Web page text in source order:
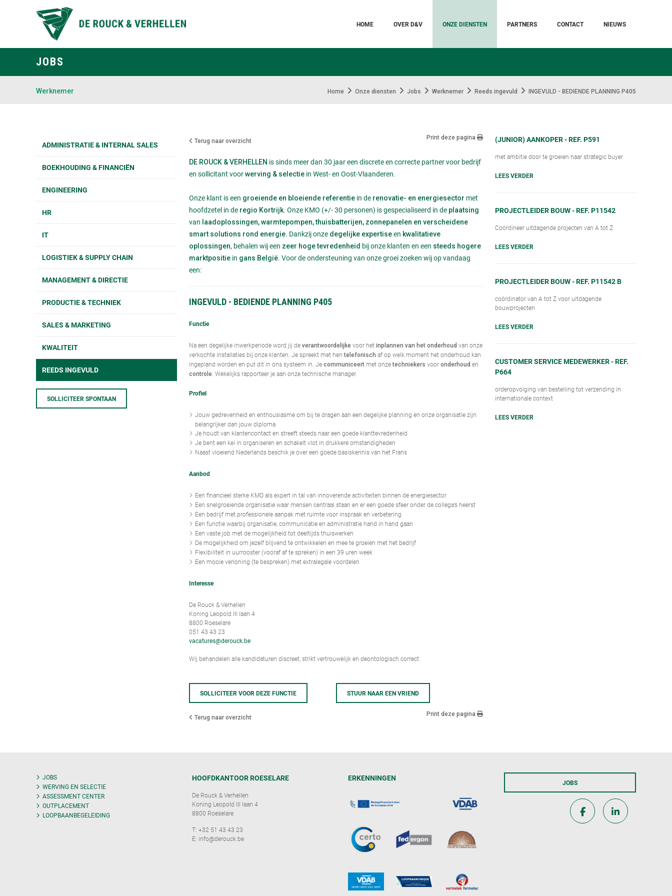
HOME OVER D&V ONZE DIENSTEN PARTNERS CONTACT NIEUWS
JOBS
Werknemer Home Onze diensten Jobs Werknemer Reeds ingevuld INGEVULD - BEDIENDE PLANNING P405
ADMINISTRATIE & INTERNAL SALES
BOEKHOUDING & FINANCIËN
ENGINEERING
HR
IT
LOGISTIEK & SUPPLY CHAIN
MANAGEMENT & DIRECTIE
PRODUCTIE & TECHNIEK
SALES & MARKETING
KWALITEIT
REEDS INGEVULD
SOLLICITEER SPONTAAN
Terug naar overzicht Print deze pagina
DE ROUCK & VERHELLEN is sinds meer dan 30 jaar een discrete en correcte partner voor bedrijf
en sollicitant voorwerving & selectie in West- en Oost-Vlaanderen.
Onze klant is een groeiende en bloeiende referentie in de renovatie- en energiesector met
hoofdzetel in de regio Kortrijk. Onze KMO (+/- 30 personen) is gespecialiseerd in de plaatsing
van laadoplossingen, warmtepompen, thuisbatterijen, zonnepanelen en verscheidene
smart solutions rond energie. Dankzij onze degelijke expertiseen kwalitatieve
oplossingen, behalen wij een zeer hoge tevredenheid bij onze klanten en een steeds hogere
marktpositie in gans België. Voor de ondersteuning van onze groei zoeken wij op vandaag
een:
INGEVULD - BEDIENDE PLANNING P405
Functie
Na een degelijke inwerkperiode word jij de verantwoordelijke voor het inplannen van het onderhoud van onze
verkochte installaties bij onze klanten. Je spreekt met hentelefonisch af op welk moment het onderhoud kan
ingepland worden en put dit in ons systeem in. Je communiceert met onzetechniekers voor onderhoud en
controle . Wekelijks rapporteer je aan onze technische manager.
Profiel
Jouw gedrevenheid en enthousiasme om bij te dragen aan een degelijke planning en onze organisatie zijn
belangrijker dan jouw diploma
Je houdt van klantencontact en streeft steeds naar een goede klanttevredenheid
Je bent een kei in organiseren en schakelt vlot in drukkere omstandigheden
Naast vloeiend Nederlands beschik je over een goede basiskennis van het Frans
Aanbod
Een financieel sterke KMO als expert in tal van innoverende activiteiten binnen de energiesector
Een snelgroeiende organisatie waar mensen centraal staan en er een goede sfeer onder de collega’s heerst
Een bedrijf met professionele aanpak met ruimte voor inspraak en verbetering
Een functie waarbij organisatie, communicatie en administratie hand in hand gaan
Een vaste job met de mogelijkheid tot deeltijds thuiswerken
De mogelijkheid om jezelf blijvend te ontwikkelen en mee te groeien met het bedrijf
Flexibiliteit in uurrooster (vooraf af te spreken) in een 39 uren week
Een mooie verloning (te bespreken) met extralegale voordelen
Interesse
De Rouck & Verhellen
Koning Leopold III laan 4
8800 Roeselare
051 43 43 23
vacatures@derouck.be
Wij behandelen alle kandidaturen discreet, strikt vertrouwelijk en deontologisch correct.
SOLLICITEER VOOR DEZE FUNCTIE STUUR NAAR EEN VRIEND
Terug naar overzicht Print deze pagina
(JUNIOR) AANKOPER - REF. P591
met ambitie door te groeien naar strategic buyer
LEES VERDER
PROJECTLEIDER BOUW - REF. P11542
Coördineer uitdagende projecten van A tot Z
LEES VERDER
PROJECTLEIDER BOUW - REF. P11542 B
coördinator van A tot Z voor uitdagende
bouwprojecten
LEES VERDER
CUSTOMER SERVICE MEDEWERKER - REF.
P664
orderopvolging van bestelling tot verzending in
internationale context
LEES VERDER
JOBS
WERVING EN SELECTIE
ASSESSMENT CENTER
OUTPLACEMENT
LOOPBAANBEGELEIDING
HOOFDKANTOOR ROESELARE
De Rouck & Verhellen
Koning Leopold III laan 4
8800 Roeselare
T: +32 51 43 43 23
E: info@derouck.be
ERKENNINGEN JOBS